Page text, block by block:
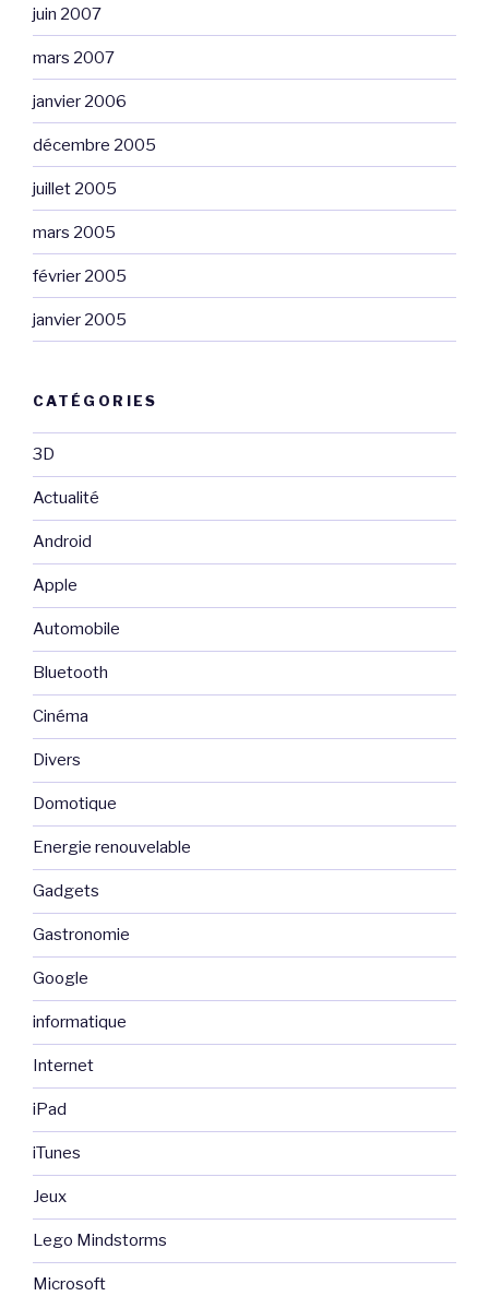
juin 2007
mars 2007
janvier 2006
décembre 2005
juillet 2005
mars 2005
février 2005
janvier 2005
CATÉGORIES
3D
Actualité
Android
Apple
Automobile
Bluetooth
Cinéma
Divers
Domotique
Energie renouvelable
Gadgets
Gastronomie
Google
informatique
Internet
iPad
iTunes
Jeux
Lego Mindstorms
Microsoft